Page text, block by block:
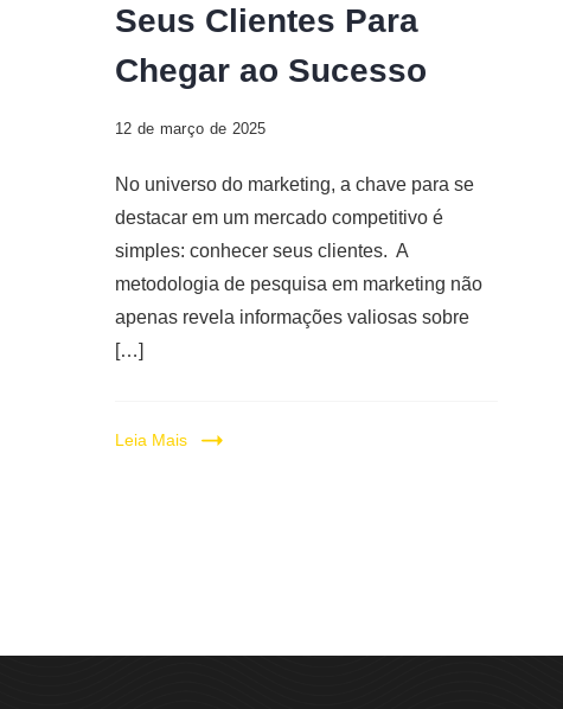
Seus Clientes Para
Chegar ao Sucesso
12 de março de 2025
No universo do marketing, a chave para se
destacar em um mercado competitivo é
simples: conhecer seus clientes. A
metodologia de pesquisa em marketing não
apenas revela informações valiosas sobre
[…]
Leia Mais